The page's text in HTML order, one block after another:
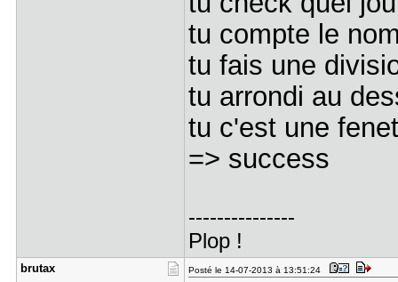
tu compte le
tu fais une
tu arrondi au
tu c'est une
=> success
---------------
Plop !
brutax Posté le 14-07-2013 à 13:51:24